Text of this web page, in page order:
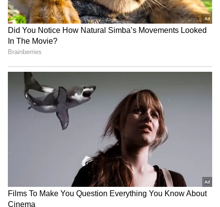
இதையும் படிங்க;-நீ வேற ஒருத்தனை
கல்யாணம் பண்ணாலும் நான் கூப்பிடும்
போது வரணும்! உல்லாச வீடியோவை
காட்டி மிரட்டிய காதலன் தற்கொலை
தேனியில் கம்யூனிஸ்ட் கட்சி
வீதிப்போராட்டம் !